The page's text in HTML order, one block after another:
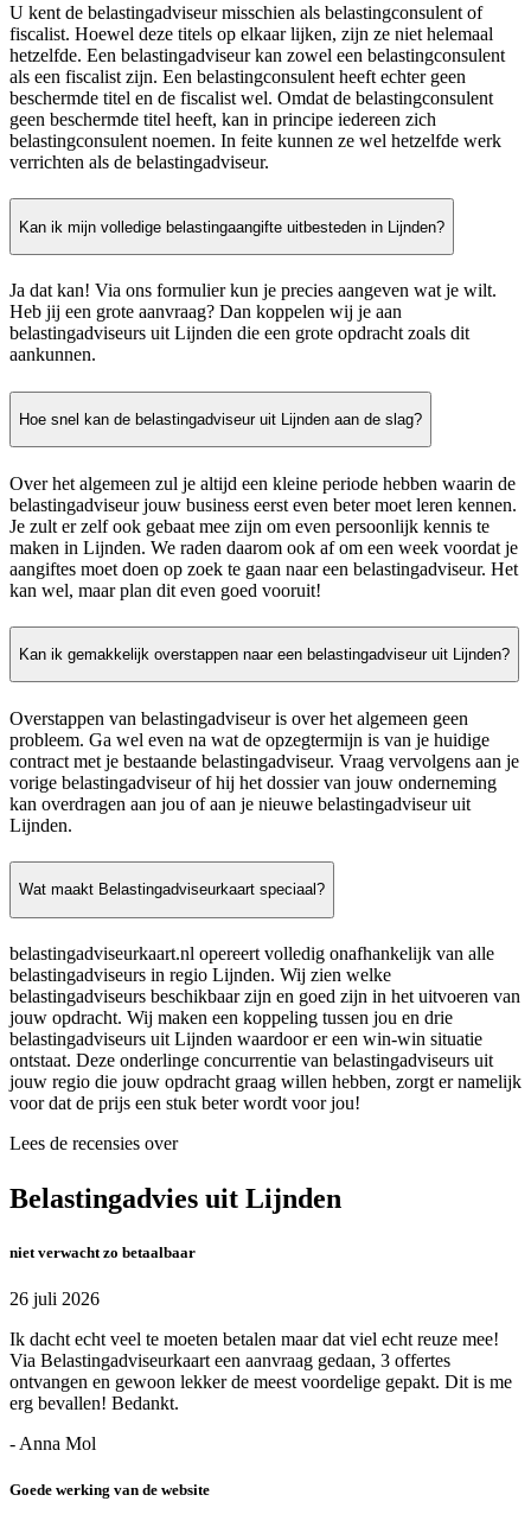
U kent de belastingadviseur misschien als belastingconsulent of
fiscalist. Hoewel deze titels op elkaar lijken, zijn ze niet helemaal
hetzelfde. Een belastingadviseur kan zowel een belastingconsulent
als een fiscalist zijn. Een belastingconsulent heeft echter geen
beschermde titel en de fiscalist wel. Omdat de belastingconsulent
geen beschermde titel heeft, kan in principe iedereen zich
belastingconsulent noemen. In feite kunnen ze wel hetzelfde werk
verrichten als de belastingadviseur.
Kan ik mijn volledige belastingaangifte uitbesteden in Lijnden?
Ja dat kan! Via ons formulier kun je precies aangeven wat je wilt.
Heb jij een grote aanvraag? Dan koppelen wij je aan
belastingadviseurs uit Lijnden die een grote opdracht zoals dit
aankunnen.
Hoe snel kan de belastingadviseur uit Lijnden aan de slag?
Over het algemeen zul je altijd een kleine periode hebben waarin de
belastingadviseur jouw business eerst even beter moet leren kennen.
Je zult er zelf ook gebaat mee zijn om even persoonlijk kennis te
maken in Lijnden. We raden daarom ook af om een week voordat je
aangiftes moet doen op zoek te gaan naar een belastingadviseur. Het
kan wel, maar plan dit even goed vooruit!
Kan ik gemakkelijk overstappen naar een belastingadviseur uit Lijnden?
Overstappen van belastingadviseur is over het algemeen geen
probleem. Ga wel even na wat de opzegtermijn is van je huidige
contract met je bestaande belastingadviseur. Vraag vervolgens aan je
vorige belastingadviseur of hij het dossier van jouw onderneming
kan overdragen aan jou of aan je nieuwe belastingadviseur uit
Lijnden.
Wat maakt Belastingadviseurkaart speciaal?
belastingadviseurkaart.nl opereert volledig onafhankelijk van alle
belastingadviseurs in regio Lijnden. Wij zien welke
belastingadviseurs beschikbaar zijn en goed zijn in het uitvoeren van
jouw opdracht. Wij maken een koppeling tussen jou en drie
belastingadviseurs uit Lijnden waardoor er een win-win situatie
ontstaat. Deze onderlinge concurrentie van belastingadviseurs uit
jouw regio die jouw opdracht graag willen hebben, zorgt er namelijk
voor dat de prijs een stuk beter wordt voor jou!
Lees de recensies over
Belastingadvies uit Lijnden
niet verwacht zo betaalbaar
26 juli 2026
Ik dacht echt veel te moeten betalen maar dat viel echt reuze mee!
Via Belastingadviseurkaart een aanvraag gedaan, 3 offertes
ontvangen en gewoon lekker de meest voordelige gepakt. Dit is me
erg bevallen! Bedankt.
- Anna Mol
Goede werking van de website